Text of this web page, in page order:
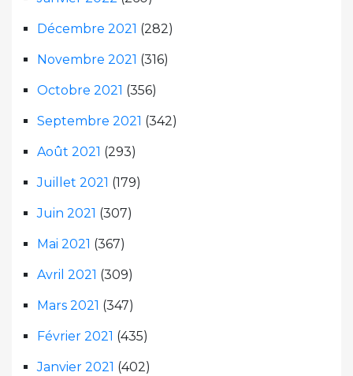
Décembre 2021 (282)
Novembre 2021 (316)
Octobre 2021 (356)
Septembre 2021 (342)
Août 2021 (293)
Juillet 2021 (179)
Juin 2021 (307)
Mai 2021 (367)
Avril 2021 (309)
Mars 2021 (347)
Février 2021 (435)
Janvier 2021 (402)